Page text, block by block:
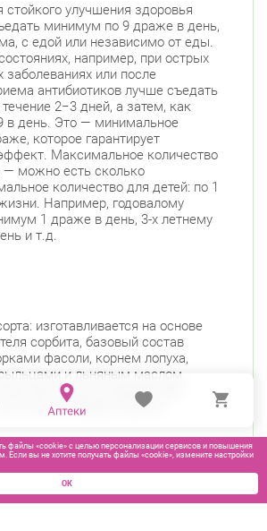
стойкого улучшения здоровья
минимум по 9 драже в день,
с едой или независимо от еды.
например, при острых
или после
антибиотиков лучше съедать
2−3 дней, а затем, как
в день. Это — минимальное
которое гарантирует
Максимальное количество
— можно есть сколько
количество для детей: по 1
Например, годовалому
1 драже в день, 3-х летнему
и т.д.
изготавливается на основе
сорбита, базовый состав
фасоли, корнем лопуха,
и льняным маслом.
морских водорослей
капусты введен фукус).
файлы «cookie» с целью персонализации сервисов и повышения
Если вы не хотите получать файлы «cookie», измените настройки
ОК